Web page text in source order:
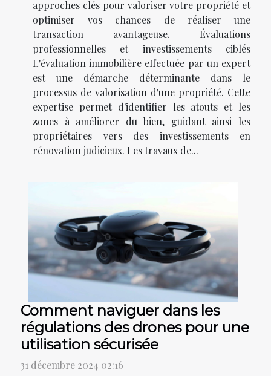
approches clés pour valoriser votre propriété et
optimiser vos chances de réaliser une
transaction avantageuse. Évaluations
professionnelles et investissements ciblés
L'évaluation immobilière effectuée par un expert
est une démarche déterminante dans le
processus de valorisation d'une propriété. Cette
expertise permet d'identifier les atouts et les
zones à améliorer du bien, guidant ainsi les
propriétaires vers des investissements en
rénovation judicieux. Les travaux de...
Comment naviguer dans les
régulations des drones pour une
utilisation sécurisée
31 décembre 2024 02:16